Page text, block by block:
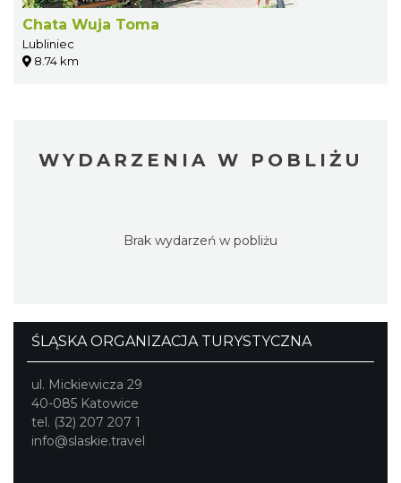
Chata Wuja Toma
Lubliniec
8.74 km
WYDARZENIA W POBLIŻU
Brak wydarzeń w pobliżu
ŚLĄSKA ORGANIZACJA TURYSTYCZNA
ul. Mickiewicza 29
40-085 Katowice
tel. (32) 207 207 1
info@slaskie.travel